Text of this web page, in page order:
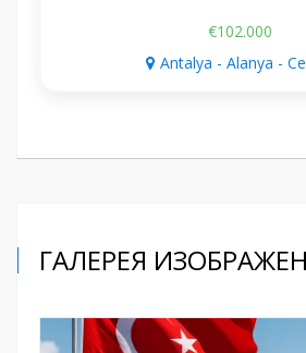
€102.000
Antalya - Alanya -
ГАЛЕРЕЯ